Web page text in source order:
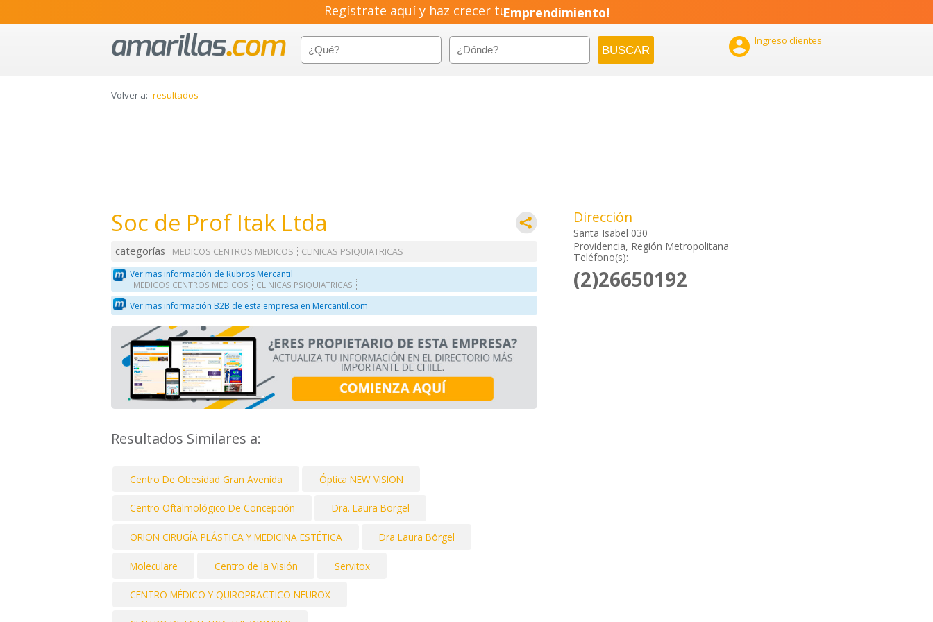
Regístrate aquí y haz crecer tuEmprendimiento!
 Ingreso clientes
Volver a: resultados
Soc de Prof Itak Ltda
categorías MEDICOS CENTROS MEDICOS
CLINICAS PSIQUIATRICAS
Ver mas información de Rubros Mercantil
MEDICOS CENTROS MEDICOS CLINICAS PSIQUIATRICAS
Ver mas información B2B de esta empresa en Mercantil.com
Resultados Similares a:
Centro De Obesidad Gran Avenida Óptica NEW VISION
Centro Oftalmológico De Concepción Dra. Laura Börgel
ORION CIRUGÍA PLÁSTICA Y MEDICINA ESTÉTICA Dra Laura Börgel
Moleculare Centro de la Visión Servitox
CENTRO MÉDICO Y QUIROPRACTICO NEUROX
Dirección
Santa Isabel 030
Providencia, Región Metropolitana
Teléfono(s):
(2)26650192